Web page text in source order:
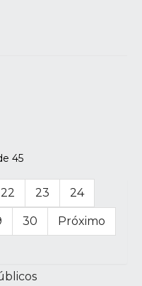
45
22 23 24
30 Próximo